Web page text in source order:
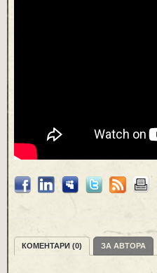
КОМЕНТАРИ (0) ЗА АВТОРА